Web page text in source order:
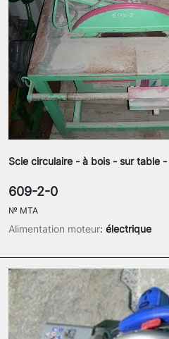
Scie circulaire - à bois - sur table
Alimentation moteur: électrique
609-2-0
№ MTA